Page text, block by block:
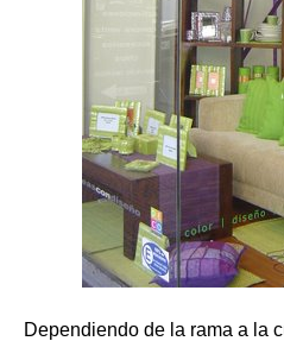
Dependiendo de la rama a la